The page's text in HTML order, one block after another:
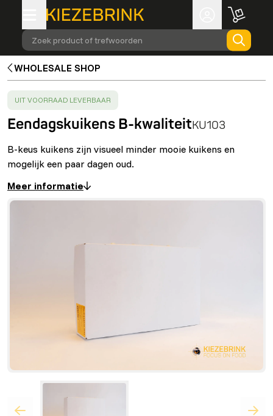
Zoek product of trefwoorden
WHOLESALE SHOP
SUCCESS:
UIT VOORRAAD LEVERBAAR
Eendagskuikens B-kwaliteitKU103
B-keus kuikens zijn visueel minder mooie kuikens en
mogelijk een paar dagen oud.
Meer informatie